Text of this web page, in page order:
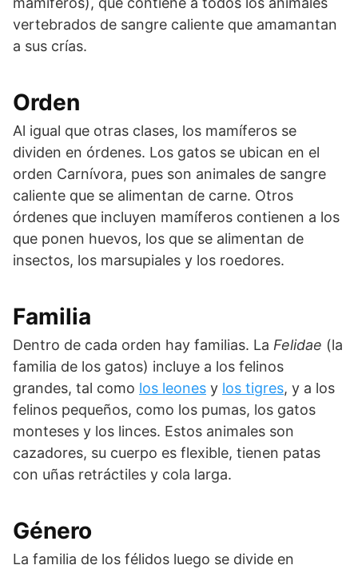
vertebrados de sangre caliente que amamantan
a sus crías.
Orden
Al igual que otras clases, los mamíferos se
dividen en órdenes. Los gatos se ubican en el
orden Carnívora, pues son animales de sangre
caliente que se alimentan de carne. Otros
órdenes que incluyen mamíferos contienen a los
que ponen huevos, los que se alimentan de
insectos, los marsupiales y los roedores.
Familia
Dentro de cada orden hay familias. La Felidae (la
familia de los gatos) incluye a los felinos
grandes, tal como los leones y los tigres, y a los
felinos pequeños, como los pumas, los gatos
monteses y los linces. Estos animales son
cazadores, su cuerpo es flexible, tienen patas
con uñas retráctiles y cola larga.
Género
La familia de los félidos luego se divide en